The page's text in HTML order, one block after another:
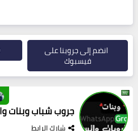
انضم إلى جروبنا على
فيسبوك
جروب شباب وبنات
شارك الرابط